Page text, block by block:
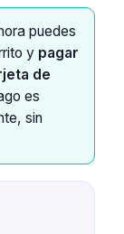
puedes
y pagar
de
es
sin